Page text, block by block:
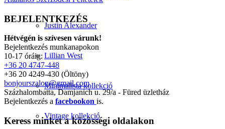
Justin Alexander
Lillian West
Minimalista kollekció
Vintage kollekció
BEJELENTKEZÉS
Hétvégén is szívesen várunk!
Bejelentkezés munkanapokon
10-17 óráig:
+36 20 4747-448
+36 20 4249-430 (Öltöny)
bonjourszalon@gmail.com
Százhalombatta, Damjanich u. 29/a - Füred üzletház
Bejelentkezés a facebookon is.
Keress minket a közösségi oldalakon